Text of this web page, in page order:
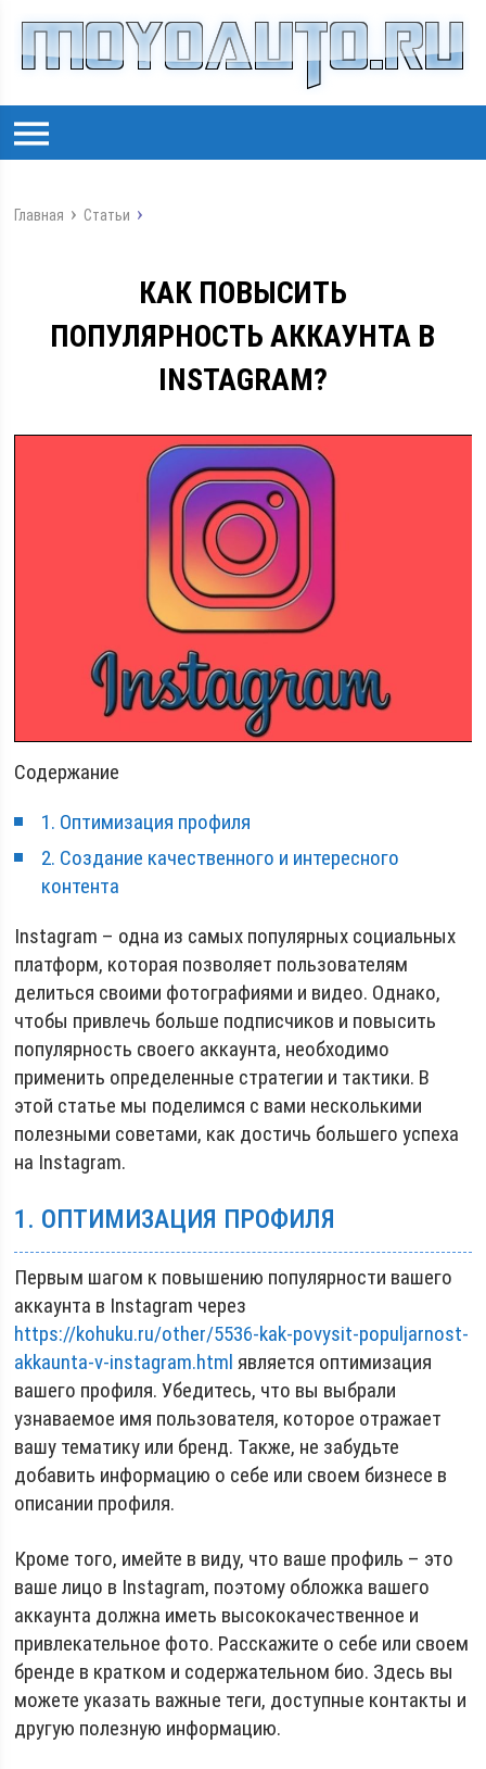
Главная Статьи
КАК ПОВЫСИТЬ
ПОПУЛЯРНОСТЬ АККАУНТА В
INSTAGRAM?
Содержание
1. Оптимизация профиля
2. Создание качественного и интересного
контента
Instagram – одна из самых популярных социальных
платформ, которая позволяет пользователям
делиться своими фотографиями и видео. Однако,
чтобы привлечь больше подписчиков и повысить
популярность своего аккаунта, необходимо
применить определенные стратегии и тактики. В
этой статье мы поделимся с вами несколькими
полезными советами, как достичь большего успеха
на Instagram.
1. ОПТИМИЗАЦИЯ ПРОФИЛЯ
Первым шагом к повышению популярности вашего
аккаунта в Instagram через
https://kohuku.ru/other/5536-kak-povysit-populjarnost-
akkaunta-v-instagram.html является оптимизация
вашего профиля. Убедитесь, что вы выбрали
узнаваемое имя пользователя, которое отражает
вашу тематику или бренд. Также, не забудьте
добавить информацию о себе или своем бизнесе в
описании профиля.
Кроме того, имейте в виду, что ваше профиль – это
ваше лицо в Instagram, поэтому обложка вашего
аккаунта должна иметь высококачественное и
привлекательное фото. Расскажите о себе или своем
бренде в кратком и содержательном био. Здесь вы
можете указать важные теги, доступные контакты и
другую полезную информацию.